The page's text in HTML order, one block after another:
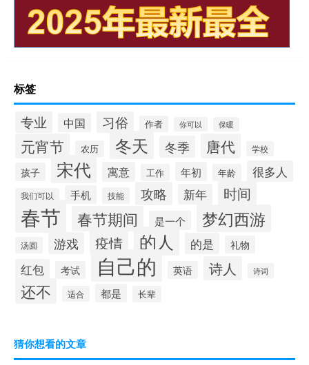
标签
专业 中国 习俗 作者 你可以 保暖
元宵节 农历 冬天 冬季 唐代 学校
孩子 宋代 寓意 工作 年初 年龄 很多人
我们可以 手机 技能 攻略 新年 时间
春节 春节期间 是一个 梦幻西游
汤圆 游戏 疫情 的人 的是 礼物
红包 考试 自己的 英语 诗人 诗词
还不 适合 都是 长辈
猜你想看的文章